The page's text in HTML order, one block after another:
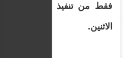
فقط من تنفيذ الهجوم
الاثنين.